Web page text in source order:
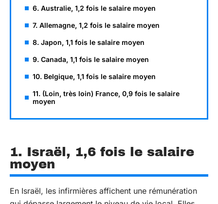
6. Australie, 1,2 fois le salaire moyen
7. Allemagne, 1,2 fois le salaire moyen
8. Japon, 1,1 fois le salaire moyen
9. Canada, 1,1 fois le salaire moyen
10. Belgique, 1,1 fois le salaire moyen
11. (Loin, très loin) France, 0,9 fois le salaire
moyen
1. Israël, 1,6 fois le salaire
moyen
En Israël, les infirmières affichent une rémunération